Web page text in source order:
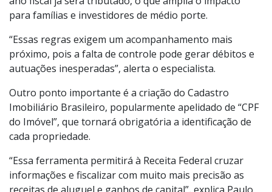
Segundo Borghi, mesmo o contribuinte que
ano fiscal já será tributado, o que amplia o impacto
para famílias e investidores de médio porte.
próximo, pois a falta de controle pode gerar débitos e
autuações inesperadas”, alerta o especialista.
Outro ponto importante é a criação do Cadastro
do Imóvel”, que tornará obrigatória a identificação de
cada propriedade.